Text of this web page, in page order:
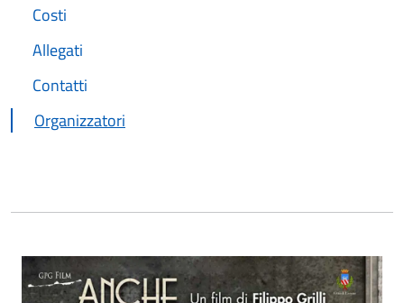
Costi
Allegati
Contatti
Organizzatori